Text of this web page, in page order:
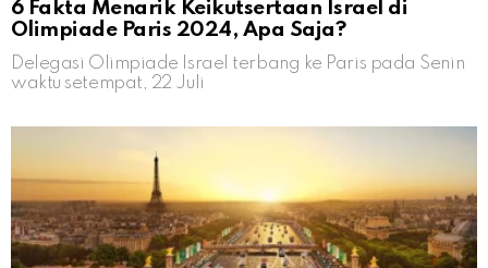
6 Fakta Menarik Keikutsertaan Israel di
Olimpiade Paris 2024, Apa Saja?
Delegasi Olimpiade Israel terbang ke Paris pada Senin
waktu setempat, 22 Juli